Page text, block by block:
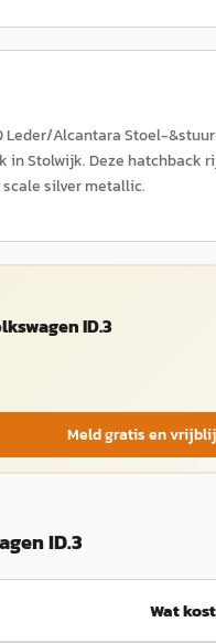
Leder/Alcantara Stoel-
in Stolwijk. Deze
silver metallic.
ID.3
Meld gratis en
ID.3
Wat